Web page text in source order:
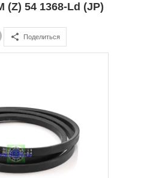
54 1368-Ld (JP)
Поделиться